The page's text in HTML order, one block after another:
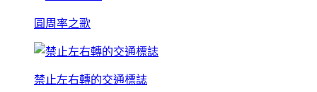
圓周率之歌
禁止左右轉的交通標誌